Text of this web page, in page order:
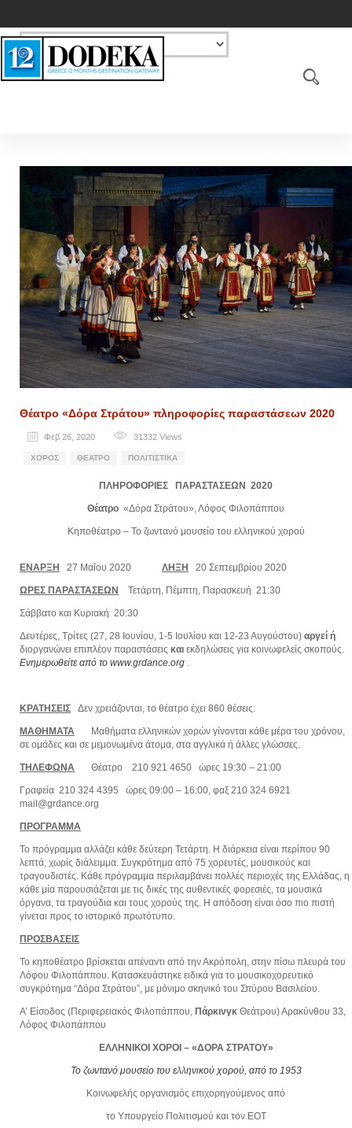
Θέατρο «Δόρα Στράτου» πληροφορίες παραστάσεων 2020
Φεβ 26, 2020 31332 Views
ΧΟΡΌΣ ΘΈΑΤΡΟ ΠΟΛΙΤΙΣΤΙΚΆ
ΠΛΗΡΟΦΟΡΙΕΣ ΠΑΡΑΣΤΑΣΕΩΝ 2020
Θέατρο «Δόρα Στράτου», Λόφος Φιλοπάππου
Κηποθέατρο – Το ζωντανό μουσείο του ελληνικού χορού
ΕΝΑΡΞΗ 27 Μαΐου 2020 ΛΗΞΗ 20 Σεπτεμβρίου 2020
ΩΡΕΣ ΠΑΡΑΣΤΑΣΕΩΝ Τετάρτη, Πέμπτη, Παρασκευή 21:30
Σάββατο και Κυριακή 20:30
Δευτέρες, Τρίτες (27, 28 Ιουνίου, 1-5 Ιουλίου και 12-23 Αυγούστου) αργεί ή
διοργανώνει επιπλέον παραστάσεις και εκδηλώσεις για κοινωφελείς σκοπούς.
Ενημερωθείτε από το www.grdance.org .
ΚΡΑΤΗΣΕΙΣ Δεν χρειάζονται, το θέατρο έχει 860 θέσεις.
ΜΑΘΗΜΑΤΑ
Μαθήματα ελληνικών χορών γίνονται κάθε μέρα του χρόνου,
σε ομάδες και σε μεμονωμένα άτομα, στα αγγλικά ή άλλες γλώσσες.
ΤΗΛΕΦΩΝΑ Θέατρο 210 921 4650 ώρες 19:30 – 21:00
Γραφεία 210 324 4395 ώρες 09:00 – 16:00, φαξ 210 324 6921
mail@grdance.org
ΠΡΟΓΡΑΜΜΑ
Το πρόγραμμα αλλάζει κάθε δεύτερη Τετάρτη. Η διάρκεια είναι περίπου 90
λεπτά, χωρίς διάλειμμα. Συγκρότημα από 75 χορευτές, μουσικούς και
τραγουδιστές. Κάθε πρόγραμμα περιλαμβάνει πολλές περιοχές της Ελλάδας, η
κάθε μία παρουσιάζεται με τις δικές της αυθεντικές φορεσιές, τα μουσικά
όργανα, τα τραγούδια και τους χορούς της. Η απόδοση είναι όσο πιο πιστή
γίνεται προς το ιστορικό πρωτότυπο.
ΠΡΟΣΒΑΣΕΙΣ
Το κηποθέατρο βρίσκεται απέναντι από την Ακρόπολη, στην πίσω πλευρά του
Λόφου Φιλοπάππου. Κατασκευάστηκε ειδικά για το μουσικοχορευτικό
συγκρότημα “Δόρα Στράτου”, με μόνιμο σκηνικό του Σπύρου Βασιλείου.
A’ Είσοδος (Περιφερειακός Φιλοπάππου, Πάρκινγκ Θεάτρου) Αρακύνθου 33,
Λόφος Φιλοπάππου
ΕΛΛΗΝΙΚΟΙ ΧΟΡΟΙ – «ΔΟΡΑ ΣΤΡΑΤΟΥ»
Το ζωντανό μουσείο του ελληνικού χορού, από το 1953
Κοινωφελής οργανισμός επιχορηγούμενος από
το Υπουργείο Πολιτισμού και τον ΕΟΤ